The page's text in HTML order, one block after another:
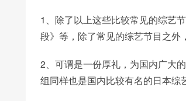
1、除了以上这些比较常见的综艺
段》等，除了常见的综艺节目之外
2、可谓是一份厚礼，为国内广大
组同样也是国内比较有名的日本综